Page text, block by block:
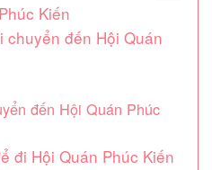
Kiến
đến Hội Quán
đến Hội Quán Phúc
đi Hội Quán Phúc Kiến